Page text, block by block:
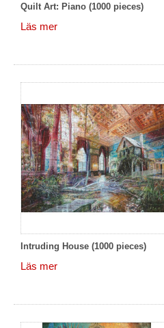
Quilt Art: Piano (1000 pieces)
Läs mer
Intruding House (1000 pieces)
Läs mer